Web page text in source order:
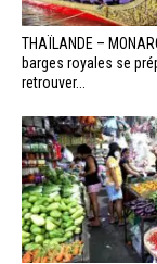
THAÏLANDE –
barges royales se
retrouver...